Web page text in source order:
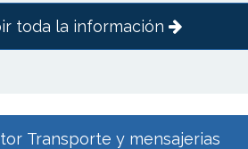
toda la información
Transporte y mensajerias